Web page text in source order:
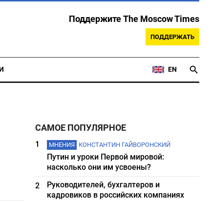
Поддержите The Moscow Times
ПОДДЕРЖАТЬ
EN
САМОЕ ПОПУЛЯРНОЕ
1 МНЕНИЯ КОНСТАНТИН ГАЙВОРОНСКИЙ
Путин и уроки Первой мировой:
насколько они им усвоены?
2
Руководителей, бухгалтеров и
кадровиков в российских компаниях